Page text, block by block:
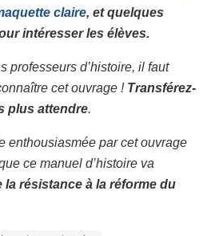
claire, et quelques
intéresser les élèves.
professeurs d’histoire, il faut
cet ouvrage ! Transférez-
plus attendre.
enthousiasmée par cet ouvrage
ce manuel d’histoire va
la résistance à la réforme du